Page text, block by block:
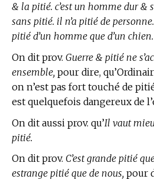
& la pitié. c’est un homme dur &
sans pitié. il n’a pitié de
pitié d’un homme que d’un chien.
On dit prov. Guerre & pitié ne
ensemble, pour dire,
on n’est pas fort touché de
est quelquefois dangereux de
On dit aussi prov. qu’Il vaut
pitié.
On dit prov. C’est grande pitié
estrange pitié que de nous, pour